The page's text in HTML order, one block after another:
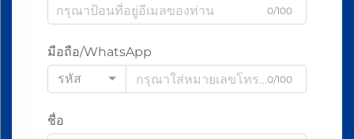
0/100
มือถือ/WhatsApp
รหัส
0/100
ชื่อ